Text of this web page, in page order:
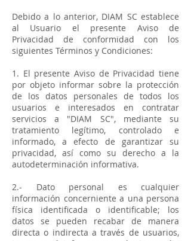
Debido a lo anterior, DIAM SC establece
al Usuario el presente Aviso de
Privacidad de conformidad con los
siguientes Términos y Condiciones:
1. El presente Aviso de Privacidad tiene
por objeto informar sobre la protección
de los datos personales de todos los
usuarios e interesados en contratar
servicios a "DIAM SC", mediante su
tratamiento legítimo, controlado e
informado, a efecto de garantizar su
privacidad, así como su derecho a la
autodeterminación informativa.
2.- Dato personal es cualquier
información concerniente a una persona
física identificada o identificable; los
datos se pueden recabar de manera
directa o indirecta a través de usuarios,